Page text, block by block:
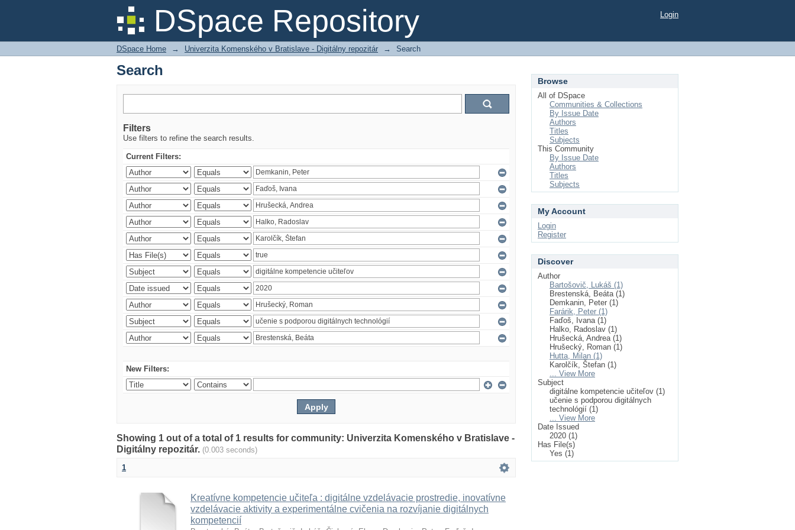
DSpace Repository
Search Login
DSpace Home → Univerzita Komenského v Bratislave - Digitálny repozitár → Search
Search
Filters
Use filters to refine the search results.
Current Filters:
New Filters:
Showing 1 out of a total of 1 results for community: Univerzita Komenského v Bratislave -
Digitálny repozitár. (0.003 seconds)
1
Kreatívne kompetencie učiteľa : digitálne vzdelávacie prostredie, inovatívne
vzdelávacie aktivity a experimentálne cvičenia na rozvíjanie digitálnych
kompetencií
Browse
All of DSpace
Communities & Collections
By Issue Date
Authors
Titles
Subjects
This Community
By Issue Date
Authors
Titles
Subjects
My Account
Login
Register
Discover
Author
Bartošovič, Lukáš (1)
Brestenská, Beáta (1)
Demkanin, Peter (1)
Farárik, Peter (1)
Faďoš, Ivana (1)
Halko, Radoslav (1)
Hrušecká, Andrea (1)
Hrušecký, Roman (1)
Hutta, Milan (1)
Karolčík, Štefan (1)
... View More
Subject
digitálne kompetencie učiteľov (1)
učenie s podporou digitálnych
technológií (1)
... View More
Date Issued
2020 (1)
Has File(s)
Yes (1)